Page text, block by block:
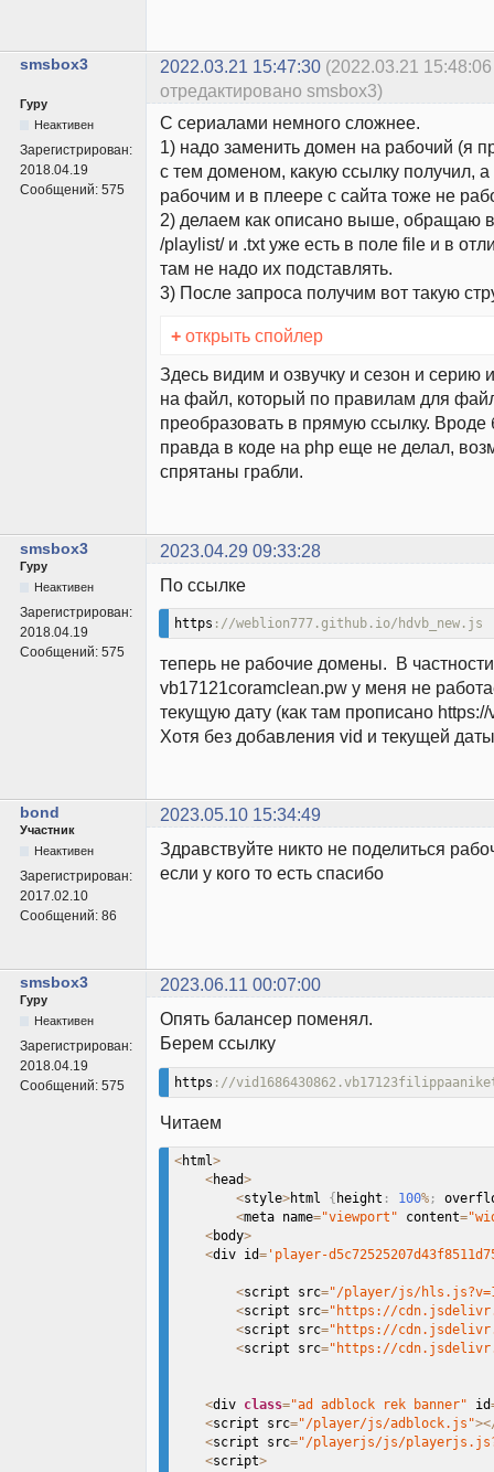
smsbox3 2022.03.21 15:47:30 (2022.03.21 15:48:06
отредактировано smsbox3)
Гуру
Неактивен
Зарегистрирован:
2018.04.19
Сообщений: 575
С сериалами немного сложнее.
1) надо заменить домен на рабочий (я
с тем доменом, какую ссылку получил, а
рабочим и в плеере с сайта тоже не
2) делаем как описано выше, обращаю
/playlist/ и .txt уже есть в поле file и в
там не надо их подставлять.
3) После запроса получим вот такую
+ открыть спойлер
Здесь видим и озвучку и сезон и серию
на файл, который по правилам для
преобразовать в прямую ссылку.
правда в коде на php еще не делал,
спрятаны грабли.
smsbox3 2023.04.29 09:33:28
Гуру
Неактивен
Зарегистрирован:
2018.04.19
Сообщений: 575
По ссылке
https ://weblion777.github.io/hdvb_new.js
теперь не рабочие домены. В частности
vb17121coramclean.pw у меня не
текущую дату (как там прописано
Хотя без добавления vid и текущей
bond 2023.05.10 15:34:49
Участник
Неактивен
Зарегистрирован:
2017.02.10
Сообщений: 86
Здравствуйте никто не поделиться
если у кого то есть спасибо
smsbox3 2023.06.11 00:07:00
Гуру
Неактивен
Зарегистрирован:
2018.04.19
Сообщений: 575
Опять балансер поменял.
Берем ссылку
https ://
Читаем
<html>
<head>
<style>html { height : 100%;
<meta name="viewport" content=
<body>
<div id='player-
<script src="/player/js/
<script src="https://
<script src="https://
<script src="https://
<div class="ad adblock rek banner" id
<script src="/player/js/adblock.js"><
<script src="/playerjs/js/
<script>